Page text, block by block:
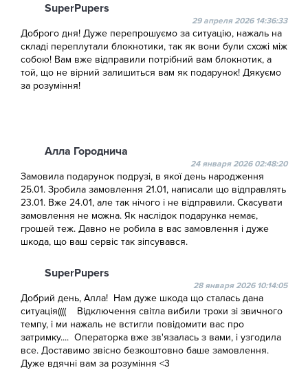
SuperPupers
29 апреля 2026 14:36:33
Доброго дня! Дуже перепрошуємо за ситуацію, нажаль на
складі переплутали блокнотики, так як вони були схожі між
собою! Вам вже відправили потрібний вам блокнотик, а
той, що не вірний залишиться вам як подарунок! Дякуємо
за розуміння!
Алла Городнича
24 января 2026 02:48:20
Замовила подарунок подрузі, в якої день народження
25.01. Зробила замовлення 21.01, написали що відправлять
23.01. Вже 24.01, але так нічого і не відправили. Скасувати
замовлення не можна. Як наслідок подарунка немає,
грошей теж. Давно не робила в вас замовлення і дуже
шкода, що ваш сервіс так зіпсувався.
SuperPupers
28 января 2026 10:14:05
Добрий день, Алла! Нам дуже шкода що сталась дана
ситуація(((( Відключення світла вибили трохи зі звичного
темпу, і ми нажаль не встигли повідомити вас про
затримку.... Операторка вже зв'язалась з вами, і узгодила
все. Доставимо звісно безкоштовно баше замовлення.
Дуже вдячні вам за розуміння <3